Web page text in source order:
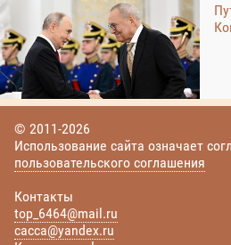
© 2011-2026
Использование сайта означает
пользовательского соглашения
Контакты
top_6464@mail.ru
cacca@yandex.ru